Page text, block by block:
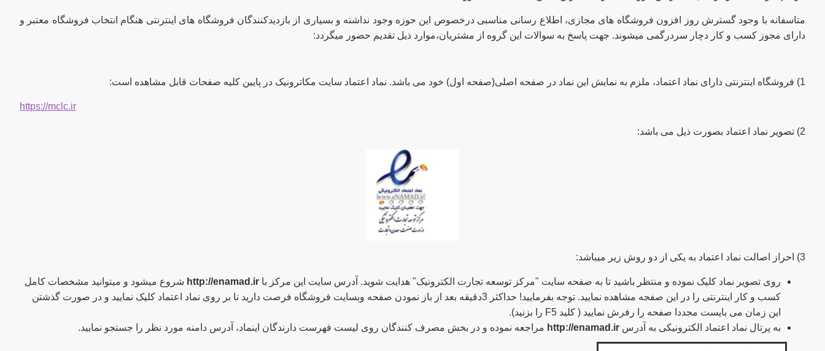
متاسفانه با وجود گسترش روز افزون فروشگاه های مجازی، اطلاع رسانی مناسبی درخصوص این حوزه وجود نداشته و بسیاری از بازدیدکنندگان فروشگاه های اینترنتی هنگام انتخاب فروشگاه معتبر و
دارای مجوز کسب و کار دچار سردرگمی میشوند. جهت پاسخ به سوالات این گروه از مشتریان،موارد ذیل تقدیم حضور میگردد:
1) فروشگاه اینترنتی دارای نماد اعتماد، ملزم به نمایش این نماد در صفحه اصلی(صفحه اول) خود می باشد. نماد اعتماد سایت مکاترونیک در پایین کلیه صفحات قابل مشاهده است:
https://mclc.ir
2) تصویر نماد اعتماد بصورت ذیل می باشد:
3) احراز اصالت نماد اعتماد به یکی از دو روش زیر میباشد:
روی تصویر نماد کلیک نموده و منتظر باشید تا به صفحه سایت "مرکز توسعه تجارت الکترونیک" هدایت شوید. آدرس سایت این مرکز با http://enamad.ir شروع میشود و میتوانید مشخصات کامل
کسب و کار اینترنتی را در این صفجه مشاهده نمایید. توجه بفرمایید! حداکثر 3دقیقه بعد از باز نمودن صفحه وبسایت فروشگاه فرصت دارید نا بر روی نماد اعتماد کلیک نمایید و در صورت گذشتن
این زمان می بایست مجددا صفحه را رفرش نمایید ( کلید F5 را بزنید).
به پرتال نماد اعتماد الکترونیکی به آدرس http://enamad.ir مراجعه نموده و در بخش مصرف کنندگان روی لیست فهرست دارندگان اینماد، آدرس دامنه مورد نظر را جستجو نمایید.